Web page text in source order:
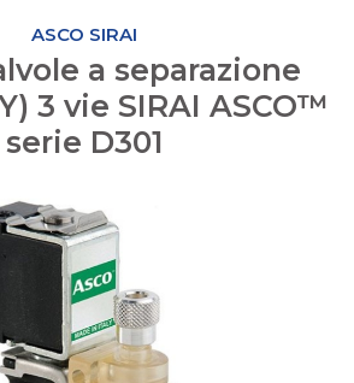
ASCO SIRAI
a separazione
3 vie SIRAI ASCO™
serie D301